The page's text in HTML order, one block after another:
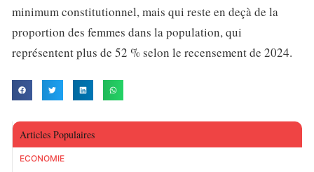
minimum constitutionnel, mais qui reste en deçà de la
proportion des femmes dans la population, qui
représentent plus de 52 % selon le recensement de 2024.
Articles Populaires
ECONOMIE